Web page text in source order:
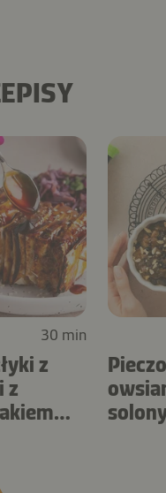
30 min
z
z